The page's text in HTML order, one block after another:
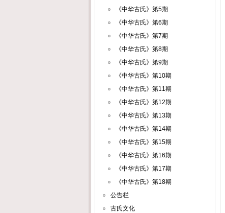
《中华古氏》第5期
《中华古氏》第6期
《中华古氏》第7期
《中华古氏》第8期
《中华古氏》第9期
《中华古氏》第10期
《中华古氏》第11期
《中华古氏》第12期
《中华古氏》第13期
《中华古氏》第14期
《中华古氏》第15期
《中华古氏》第16期
《中华古氏》第17期
《中华古氏》第18期
公告栏
古氏文化